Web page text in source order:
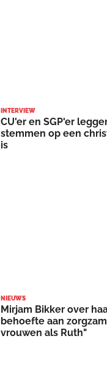
INTERVIEW
CU'er en SGP'er
stemmen op een
is
NIEUWS
Mirjam Bikker over
behoefte aan
vrouwen als Ruth"